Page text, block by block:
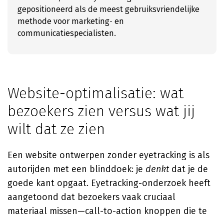
gepositioneerd als de meest gebruiksvriendelijke
methode voor marketing- en
communicatiespecialisten.
Website-optimalisatie: wat
bezoekers zien versus wat jij
wilt dat ze zien
Een website ontwerpen zonder eyetracking is als
autorijden met een blinddoek: je denktdat je de
goede kant opgaat. Eyetracking-onderzoek heeft
aangetoond dat bezoekers vaak cruciaal
materiaal missen—call-to-action knoppen die te